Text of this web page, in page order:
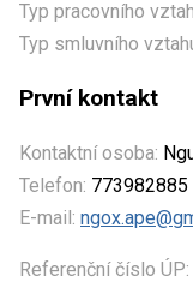
Typ pracovního
Typ smluvního
První kontakt
Kontaktní osoba:
Telefon: 773982885
E-mail:
Referenční číslo ÚP: